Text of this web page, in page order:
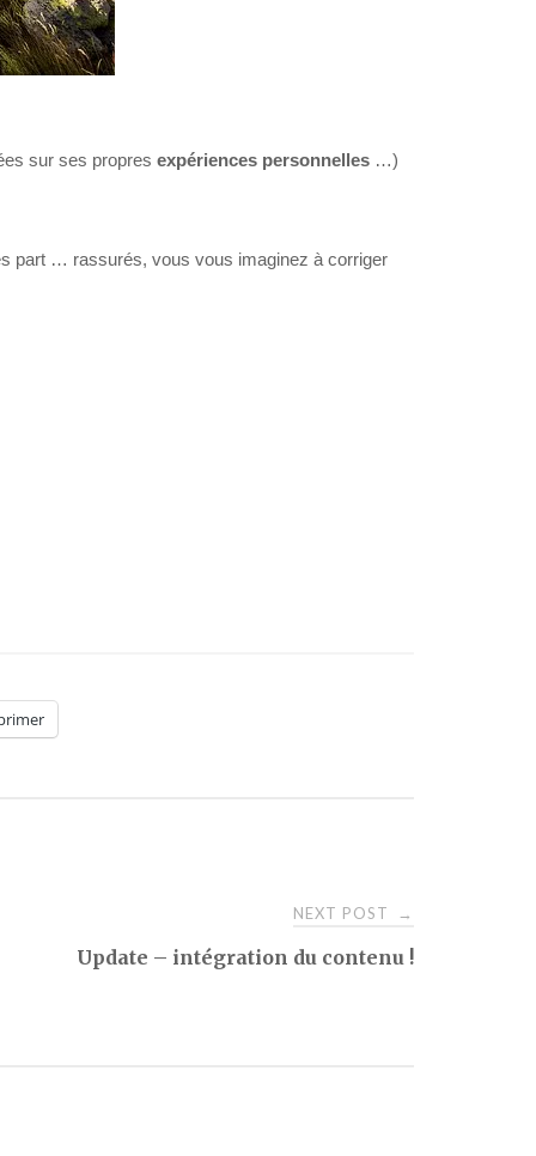
sur ses propres expériences personnelles …)
part … rassurés, vous vous imaginez à corriger
NEXT POST →
Update – intégration du contenu !